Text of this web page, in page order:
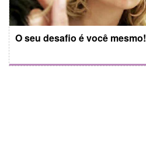
O seu desafio é você mesmo!